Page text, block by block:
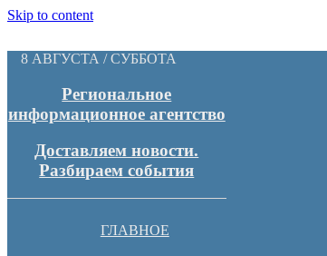
Skip to content
8 АВГУСТА / СУББОТА
Региональное
информационное агентство
Доставляем новости.
Разбираем события
ГЛАВНОЕ